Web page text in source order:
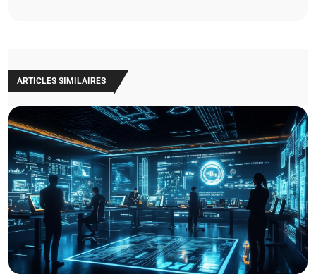
ARTICLES SIMILAIRES